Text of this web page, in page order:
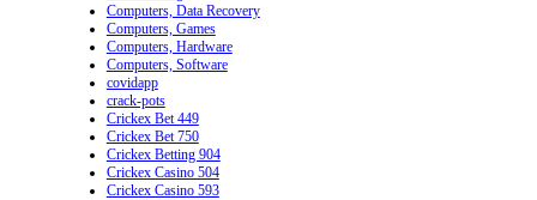
Computers, Data Recovery
Computers, Games
Computers, Hardware
Computers, Software
covidapp
crack-pots
Crickex Bet 449
Crickex Bet 750
Crickex Betting 904
Crickex Casino 504
Crickex Casino 593